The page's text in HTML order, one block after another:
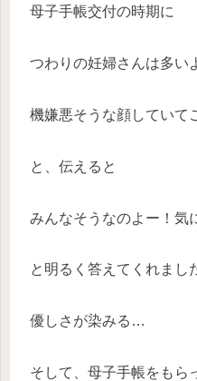
母子手帳交付の時期に
つわりの妊婦さんは多い
機嫌悪そうな顔していて
と、伝えると
みんなそうなのよー！気
と明るく答えてくれまし
優しさが染みる…
そして、母子手帳をもら